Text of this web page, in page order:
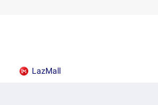
LazMall